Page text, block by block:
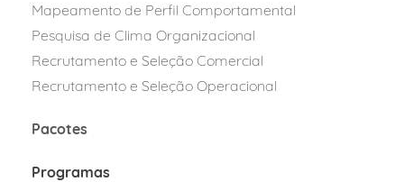
Mapeamento de Perfil Comportamental
Pesquisa de Clima Organizacional
Recrutamento e Seleção Comercial
Recrutamento e Seleção Operacional
Pacotes
Programas